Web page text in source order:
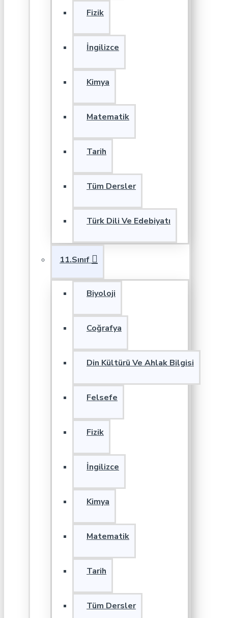
Fizik
İngilizce
Kimya
Matematik
Tarih
Tüm Dersler
Türk Dili Ve Edebiyatı
11.Sınıf
Biyoloji
Coğrafya
Din Kültürü Ve Ahlak Bilgisi
Felsefe
Fizik
İngilizce
Kimya
Matematik
Tarih
Tüm Dersler